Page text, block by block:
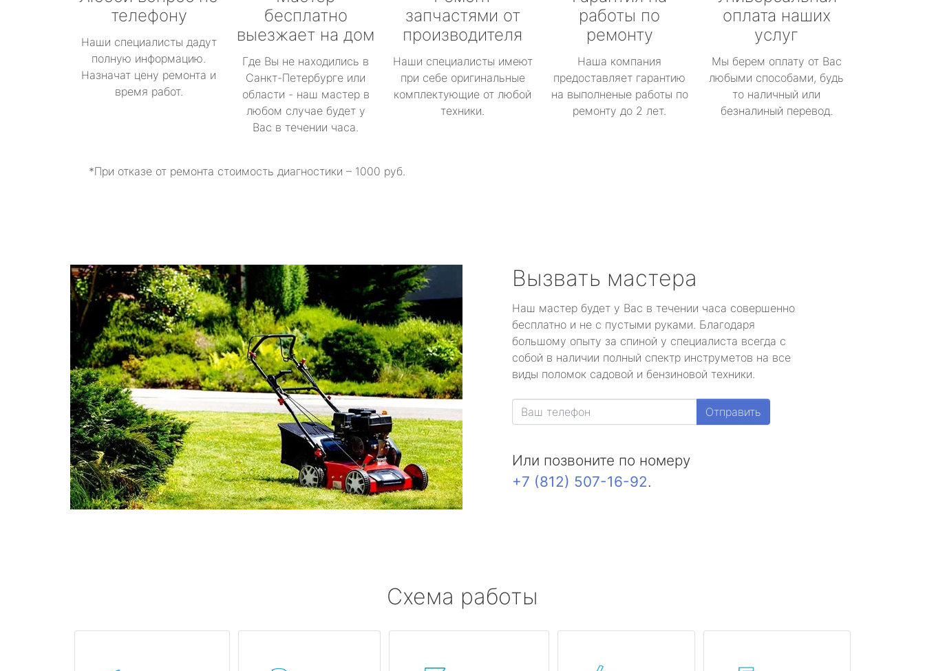
телефону
Наши специалисты дадут
полную информацию.
Назначат цену ремонта и
время работ.
бесплатно
выезжает на дом
Где Вы не находились в
Санкт-Петербурге или
области - наш мастер в
любом случае будет у
Вас в течении часа.
запчастями от
производителя
Наши специалисты имеют
при себе оригинальные
комплектующие от любой
техники.
работы по
ремонту
Наша компания
предоставляет гарантию
на выполненые работы по
ремонту до 2 лет.
оплата наших
услуг
Мы берем оплату от Вас
любыми способами, будь
то наличный или
безналиный перевод.
*При отказе от ремонта стоимость диагностики – 1000 руб.
Вызвать мастера
Наш мастер будет у Вас в течении часа совершенно
бесплатно и не с пустыми руками. Благодаря
большому опыту за спиной у специалиста всегда с
собой в наличии полный спектр инструметов на все
виды поломок садовой и бензиновой техники.
Отправить
Или позвоните по номеру
+7 (812) 507-16-92.
Схема работы